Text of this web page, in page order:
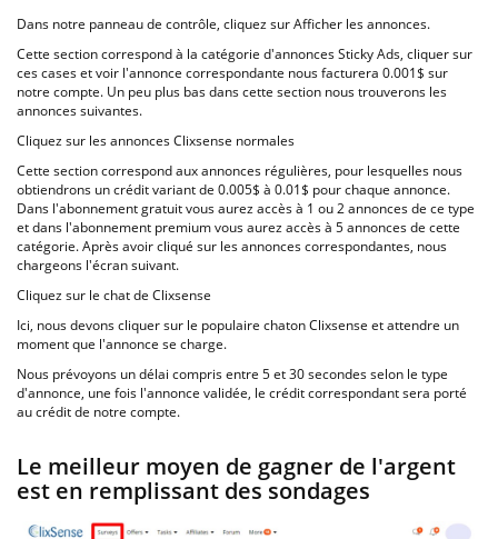
Dans notre panneau de contrôle, cliquez sur Afficher les annonces.
Cette section correspond à la catégorie d'annonces Sticky Ads, cliquer sur
ces cases et voir l'annonce correspondante nous facturera 0.001$ sur
notre compte. Un peu plus bas dans cette section nous trouverons les
annonces suivantes.
Cliquez sur les annonces Clixsense normales
Cette section correspond aux annonces régulières, pour lesquelles nous
obtiendrons un crédit variant de 0.005$ à 0.01$ pour chaque annonce.
Dans l'abonnement gratuit vous aurez accès à 1 ou 2 annonces de ce type
et dans l'abonnement premium vous aurez accès à 5 annonces de cette
catégorie. Après avoir cliqué sur les annonces correspondantes, nous
chargeons l'écran suivant.
Cliquez sur le chat de Clixsense
Ici, nous devons cliquer sur le populaire chaton Clixsense et attendre un
moment que l'annonce se charge.
Nous prévoyons un délai compris entre 5 et 30 secondes selon le type
d'annonce, une fois l'annonce validée, le crédit correspondant sera porté
au crédit de notre compte.
Le meilleur moyen de gagner de l'argent
est en remplissant des sondages